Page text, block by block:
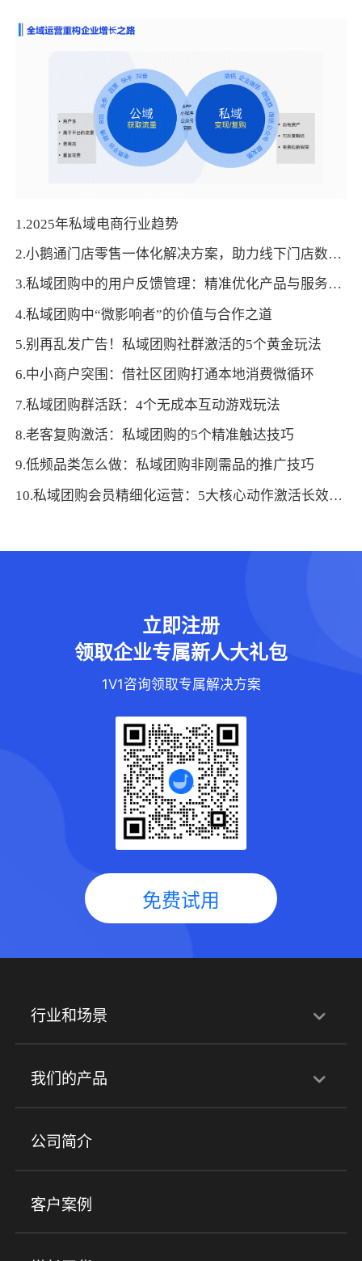
1.2025年私域电商行业趋势
2.小鹅通门店零售一体化解决方案，助力线下门店数字化转型！
3.私域团购中的用户反馈管理：精准优化产品与服务效能
4.私域团购中“微影响者”的价值与合作之道
5.别再乱发广告！私域团购社群激活的5个黄金玩法
6.中小商户突围：借社区团购打通本地消费微循环
7.私域团购群活跃：4个无成本互动游戏玩法
8.老客复购激活：私域团购的5个精准触达技巧
9.低频品类怎么做：私域团购非刚需品的推广技巧
10.私域团购会员精细化运营：5大核心动作激活长效增长
立即注册
领取企业专属新人大礼包
1V1咨询领取专属解决方案
免费试用
行业和场景
行业解决方案
培训机构 职业技能培训 兴趣培训
金融行业
我们的产品
产品
小程序商城 ERP 企微SCRM
社群圈子
公司简介
客户案例